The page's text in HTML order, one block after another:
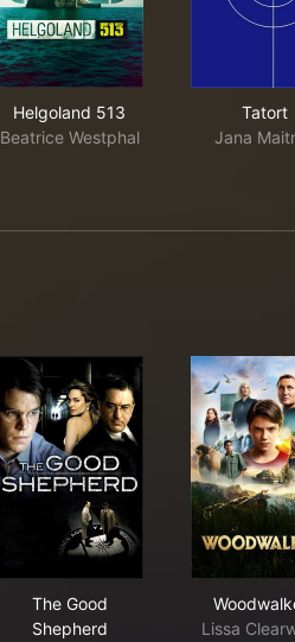
Helgoland 513
Beatrice Westphal
Tatort
Jana
The Good
Shepherd
Lissa